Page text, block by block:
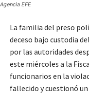
Agencia EFE
La familia del preso
deceso bajo custodia
por las autoridades
este miércoles a la
funcionarios en la
fallecido y cuestionó